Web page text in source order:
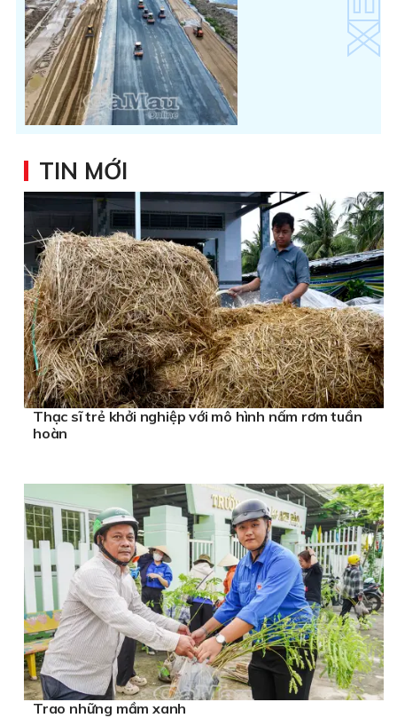
TIN MỚI
Thạc sĩ trẻ khởi nghiệp với mô hình nấm rơm tuần
hoàn
Trao những mầm xanh